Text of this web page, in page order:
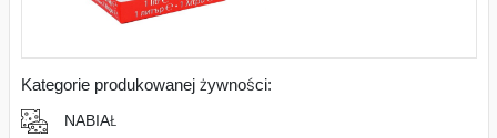
Kategorie produkowanej żywności:
NABIAŁ